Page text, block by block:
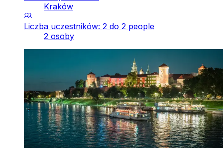
Kraków
Liczba uczestników: 2 do 2 people
2 osoby